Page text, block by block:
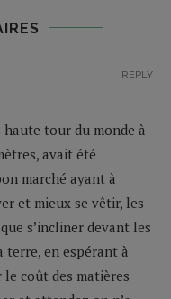
tour du monde à
avait été
marché ayant à
et mieux se vêtir, les
s’incliner devant les
en espérant à
coût des matières
REPLY